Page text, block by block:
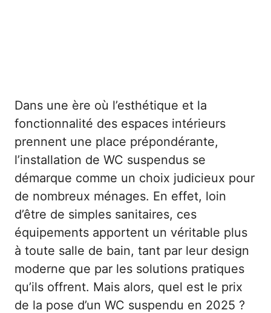
Dans une ère où l’esthétique et la
fonctionnalité des espaces intérieurs
prennent une place prépondérante,
l’installation de WC suspendus se
démarque comme un choix judicieux pour
de nombreux ménages. En effet, loin
d’être de simples sanitaires, ces
équipements apportent un véritable plus
à toute salle de bain, tant par leur design
moderne que par les solutions pratiques
qu’ils offrent. Mais alors, quel est le prix
de la pose d’un WC suspendu en 2025 ?